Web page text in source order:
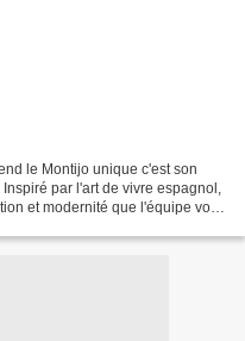
le Montijo unique c'est son
par l'art de vivre espagnol,
et modernité que l'équipe vous